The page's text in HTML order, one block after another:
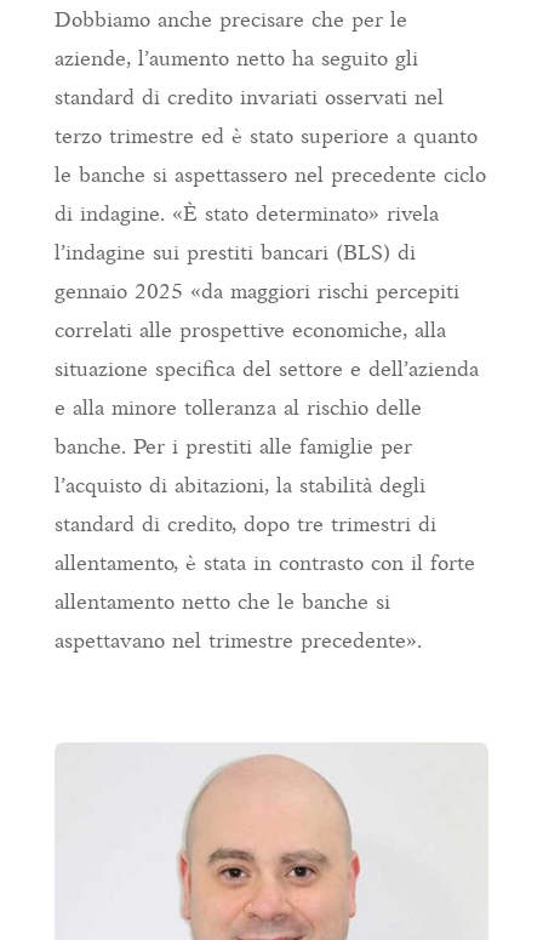
Dobbiamo anche precisare che per le
aziende, l’aumento netto ha seguito gli
standard di credito invariati osservati nel
terzo trimestre ed è stato superiore a quanto
le banche si aspettassero nel precedente ciclo
di indagine. «È stato determinato» rivela
l’indagine sui prestiti bancari (BLS) di
gennaio 2025 «da maggiori rischi percepiti
correlati alle prospettive economiche, alla
situazione specifica del settore e dell’azienda
e alla minore tolleranza al rischio delle
banche. Per i prestiti alle famiglie per
l’acquisto di abitazioni, la stabilità degli
standard di credito, dopo tre trimestri di
allentamento, è stata in contrasto con il forte
allentamento netto che le banche si
aspettavano nel trimestre precedente».